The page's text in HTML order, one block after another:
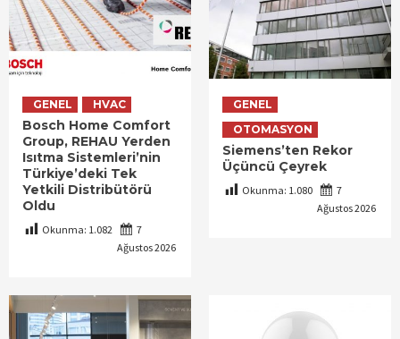
GENEL HVAC
Bosch Home Comfort
Group, REHAU Yerden
Isıtma Sistemleri’nin
Türkiye’deki Tek
Yetkili Distribütörü
Oldu
Okunma: 1.082
7
Ağustos 2026
GENEL
OTOMASYON
Siemens’ten Rekor
Üçüncü Çeyrek
Okunma: 1.080
7
Ağustos 2026